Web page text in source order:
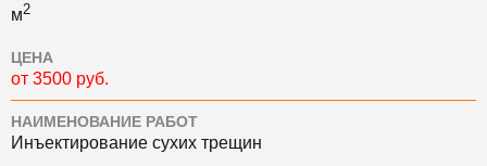
м2
ЦЕНА
от 3500 руб.
НАИМЕНОВАНИЕ РАБОТ
Инъектирование сухих трещин